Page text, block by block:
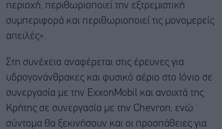
περιοχή, περιθωριοποιεί την εξτρεμιστική
συμπεριφορά και περιθωριοποιεί τις μονομερείς
απειλές».
Στη συνέχεια αναφέρεται στις έρευνες για
υδρογονάνθρακες και φυσικό αέριο στο Ιόνιο σε
συνεργασία με την ExxonMobil και ανοιχτά της
Κρήτης σε συνεργασία με την Chevron, ενώ
σύντομα θα ξεκινήσουν και οι προσπάθειες για